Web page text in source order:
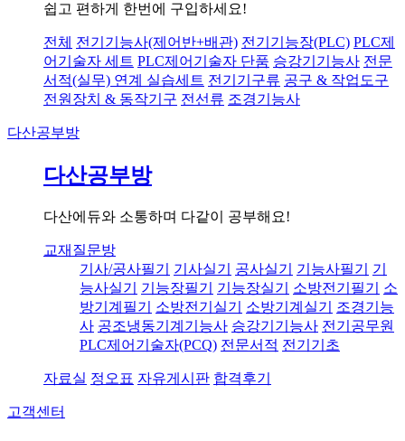
쉽고 편하게 한번에 구입하세요!
전체 전기기능사(제어반+배관) 전기기능장(PLC) PLC제
어기술자 세트 PLC제어기술자 단품 승강기기능사 전문
서적(실무) 연계 실습세트 전기기구류 공구 & 작업도구
전원장치 & 동작기구 전선류 조경기능사
다산공부방
다산공부방
다산에듀와 소통하며 다같이 공부해요!
교재질문방
기사/공사필기
기사실기 공사실기 기능사필기
기
능사실기
기능장필기 기능장실기 소방전기필기
소
방기계필기
소방전기실기 소방기계실기
조경기능
사 공조냉동기계기능사 승강기기능사 전기공무원
PLC제어기술자(PCQ) 전문서적 전기기초
자료실 정오표 자유게시판 합격후기
고객센터